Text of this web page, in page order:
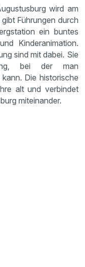
wird am
Führungen durch
ein buntes
Kinderanimation.
sind mit dabei. Sie
bei der man
Die historische
alt und verbindet
miteinander.